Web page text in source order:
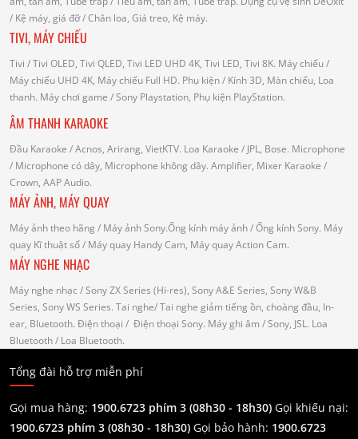
/ Kệ máy, giá đỡ/ Chân loa, Giá treo, Kệ máy.
TIVI, MÁY CHIẾU
Tivi / Tivi OLED, Tivi QLED, Tivi LED UHD 4K, Tivi LED, Tivi 8K. Máy chiếu/
Máy chiếu UHD 4K, Máy chiếu Full HD. Phụ kiện/ Kính 3D, Màn chiếu, Loa
thanh. Máy chơi game / Sony Playstation, Phụ kiện PlayStation.
ÂM THANH KARAOKE
Đầu Karaoke / Acnos, Arirang, VietKTV. Loa Karaoke / JPL, Bose. Microphone
/ Microphone có dây, Microphone không dây. Amplifier, Mixer Karaoke /
Crown, AAP Audio.
MÁY ẢNH, MÁY QUAY
Máy ảnh theo hãng / Máy ảnh Sony.Ống kính máy ảnh / Ống kính Sony. Máy
quay Kĩ thuật số/ Máy quay Handy Cam, Máy quay Action Cam.
MÁY NGHE NHẠC
Máy nghe nhạc / Sony ZX Series (Hi-res), Sony A&E Series, Sony W&B
Series, Sony WS Series. Tai nghe/ Tai nghe giảm tiếng ồn, choàng đầu, In-
ear, Bluetooth. Điện thoại / Điện thoại Sony. Máy ghi âm / Sony, JSL. Loa
Bluetooth/ Loa Bluetooth.
Tổng đài hỗ trợ miễn phí
Gọi mua hàng: 1900.6723 phím 3 (08h30 - 18h30) Gọi khiếu nại:
1900.6723 phím 3 (08h30 - 18h30) Gọi bảo hành: 1900.6723